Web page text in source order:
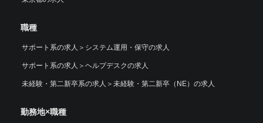
職種
サポート系の求人 ＞ システム運用・保守の求人
サポート系の求人 ＞ ヘルプデスクの求人
未経験・第二新卒系の求人 ＞ 未経験・第二新卒（NE）の求人
勤務地×職種